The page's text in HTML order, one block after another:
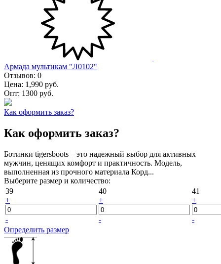
Армада мультикам "Л0102"
Отзывов: 0
Цена: 1,990 руб.
Опт: 1300 руб.
Как оформить заказ?
Как оформить заказ?
Ботинки tigersboots – это надежный выбор для активных
мужчин, ценящих комфорт и практичность. Модель,
выполненная из прочного материала Корд...
Выберите размер и количество:
39
+
-
40
+
-
41
+
-
Определить размер